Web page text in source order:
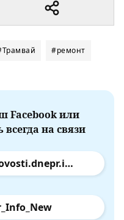
#ремонт
Facebook или
на связи
facebook.com/novosti.dnepr.info